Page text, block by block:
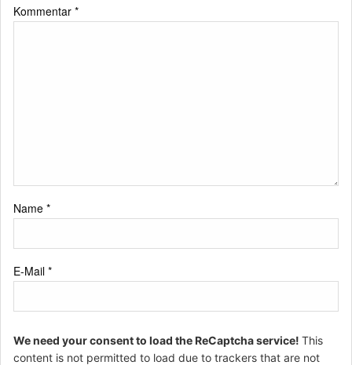
Kommentar *
Name *
E-Mail *
We need your consent to load the ReCaptcha service! This
content is not permitted to load due to trackers that are not